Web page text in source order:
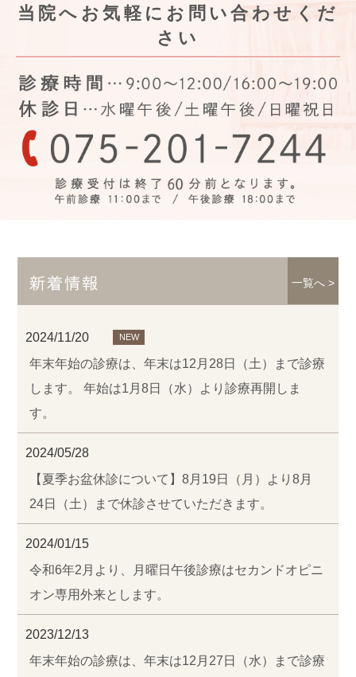
当院へお気軽にお問い合わせくだ
さい
新着情報 一覧へ >
2024/11/20 NEW
年末年始の診療は、年末は12月28日（土）まで診療
します。 年始は1月8日（水）より診療再開しま
す。
2024/05/28
【夏季お盆休診について】8月19日（月）より8月
24日（土）まで休診させていただきます。
2024/01/15
令和6年2月より、月曜日午後診療はセカンドオピニ
オン専用外来とします。
2023/12/13
年末年始の診療は、年末は12月27日（水）まで診療